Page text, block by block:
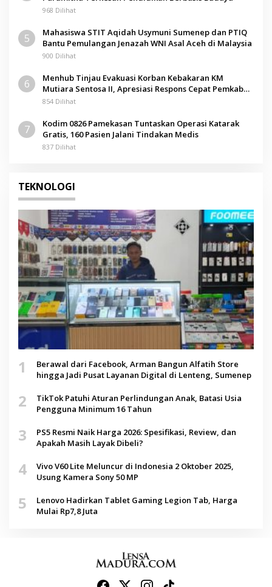
968 Dilihat
5
Mahasiswa STIT Aqidah Usymuni Sumenep dan PTIQ
Bantu Pemulangan Jenazah WNI Asal Aceh di Malaysia
900 Dilihat
6
Menhub Tinjau Evakuasi Korban Kebakaran KM
Mutiara Sentosa II, Apresiasi Respons Cepat Pemkab
Sumenep
854 Dilihat
7
Kodim 0826 Pamekasan Tuntaskan Operasi Katarak
Gratis, 160 Pasien Jalani Tindakan Medis
837 Dilihat
TEKNOLOGI
1
Berawal dari Facebook, Arman Bangun Alfatih Store
hingga Jadi Pusat Layanan Digital di Lenteng, Sumenep
2
TikTok Patuhi Aturan Perlindungan Anak, Batasi Usia
Pengguna Minimum 16 Tahun
3
PS5 Resmi Naik Harga 2026: Spesifikasi, Review, dan
Apakah Masih Layak Dibeli?
4
Vivo V60 Lite Meluncur di Indonesia 2 Oktober 2025,
Usung Kamera Sony 50 MP
5
Lenovo Hadirkan Tablet Gaming Legion Tab, Harga
Mulai Rp7,8 Juta